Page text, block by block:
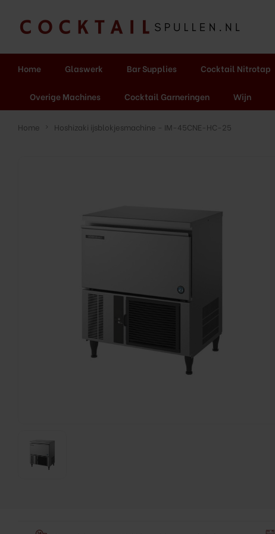
Home Glaswerk Bar Supplies Cocktail Nitrotap
Overige Machines Cocktail Garneringen Wijn
Home Hoshizaki ijsblokjesmachine - IM-45CNE-HC-25